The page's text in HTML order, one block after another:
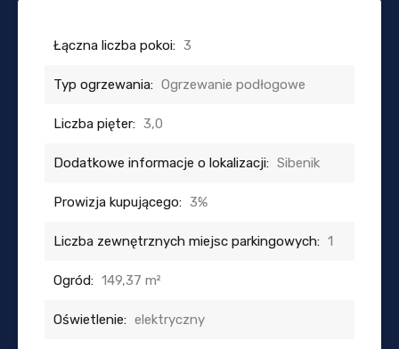
Łączna liczba pokoi: 3
Typ ogrzewania: Ogrzewanie podłogowe
Liczba pięter: 3,0
Dodatkowe informacje o lokalizacji: Sibenik
Prowizja kupującego: 3%
Liczba zewnętrznych miejsc parkingowych: 1
Ogród: 149,37 m²
Oświetlenie: elektryczny